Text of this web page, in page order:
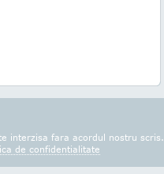
interzisa fara acordul nostru scris.
de confidentialitate